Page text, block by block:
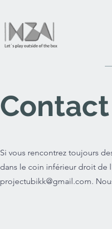
Contact
Si vous rencontrez toujours
dans le coin inférieur droit de
projectubikk@gmail.com.